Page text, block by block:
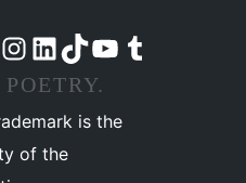
Instagram アカウントへ LinkedIn アカウントへTikTok アカウントへ YouTube チャンネルへ Tumblr アカウントへ
is the
of the